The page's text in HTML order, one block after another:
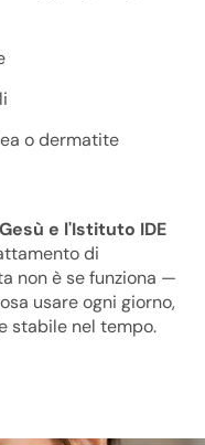
o dermatite
e l'Istituto IDE
di
non è se funziona —
usare ogni giorno,
stabile nel tempo.